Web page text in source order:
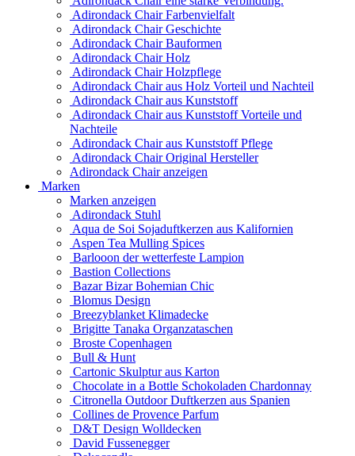
Adirondack Chair Farbenvielfalt
Adirondack Chair Geschichte
Adirondack Chair Bauformen
Adirondack Chair Holz
Adirondack Chair Holzpflege
Adirondack Chair aus Holz Vorteil und Nachteil
Adirondack Chair aus Kunststoff
Adirondack Chair aus Kunststoff Vorteile und
Nachteile
Adirondack Chair aus Kunststoff Pflege
Adirondack Chair Original Hersteller
Adirondack Chair anzeigen
Marken
Marken anzeigen
Adirondack Stuhl
Aqua de Soi Sojaduftkerzen aus Kalifornien
Aspen Tea Mulling Spices
Barlooon der wetterfeste Lampion
Bastion Collections
Bazar Bizar Bohemian Chic
Blomus Design
Breezyblanket Klimadecke
Brigitte Tanaka Organzataschen
Broste Copenhagen
Bull & Hunt
Cartonic Skulptur aus Karton
Chocolate in a Bottle Schokoladen Chardonnay
Citronella Outdoor Duftkerzen aus Spanien
Collines de Provence Parfum
D&T Design Wolldecken
David Fussenegger